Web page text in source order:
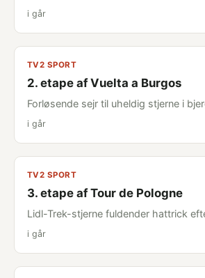
i går
TV2 SPORT
2. etape af Vuelta a Burgos
Forløsende sejr til uheldig stjerne i
i går
TV2 SPORT
3. etape af Tour de Pologne
Lidl-Trek-stjerne fuldender hattrick
i går